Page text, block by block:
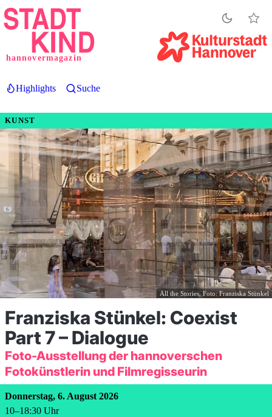
Direkt
zum
hannovermagazin
Highlights Suche
KUNST
All the Stories, Foto: Franziska Stünkel
Franziska Stünkel: Coexist
Part 7 – Dialogue
Foto-Ausstellung der hannoverschen
Fotokünstlerin und Filmregisseurin
Donnerstag, 6. August 2026
10–18:30 Uhr